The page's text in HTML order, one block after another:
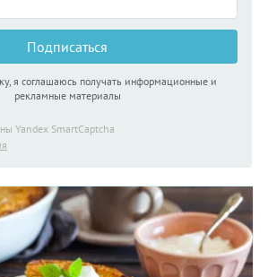
Подписаться
я соглашаюсь получать информационные и
рекламные материалы
Yandex SmartCaptcha